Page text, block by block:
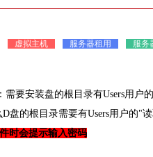
虚拟主机 服务器租用 服务
需要安装盘的根目录有Users用户
盘的根目录需要有Users用户的"
时会提示输入密码